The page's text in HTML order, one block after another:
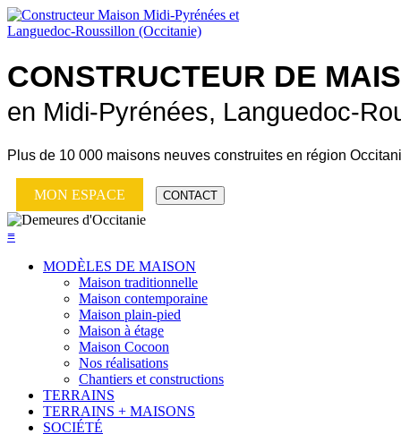
CONSTRUCTEUR DE
en Midi-Pyrénées, Languedoc-
Plus de 10 000 maisons neuves construites en région
MON ESPACE CONTACT
≡
MODÈLES DE MAISON
Maison traditionnelle
Maison contemporaine
Maison plain-pied
Maison à étage
Maison Cocoon
Nos réalisations
Chantiers et constructions
TERRAINS
TERRAINS + MAISONS
SOCIÉTÉ